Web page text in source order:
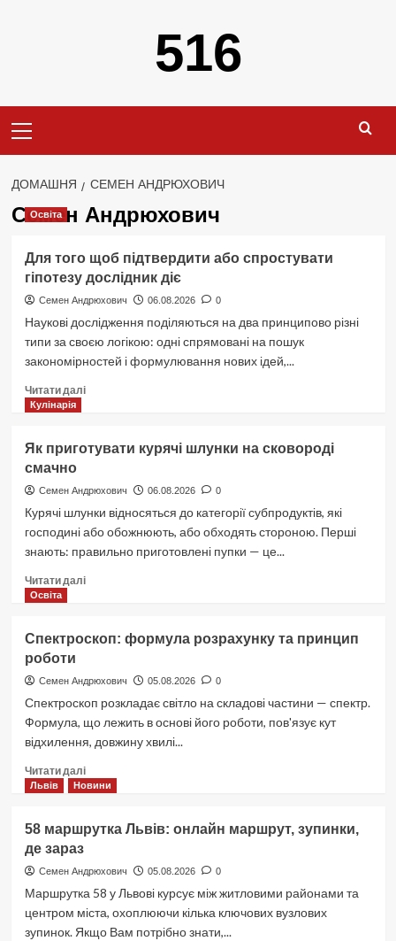
516
Menu
ДОМАШНЯ СЕМЕН АНДРЮХОВИЧ
Семен Андрюхович
Освіта
Для того щоб підтвердити або спростувати
гіпотезу дослідник діє
Семен Андрюхович 06.08.2026 0
Наукові дослідження поділяються на два принципово різні
типи за своєю логікою: одні спрямовані на пошук
закономірностей і формулювання нових ідей,...
Читати даліДокладніше
щоб
або
спростувати
гіпотезу
дослідник
діє
Кулінарія
Як приготувати курячі шлунки на сковороді
смачно
Семен Андрюхович 06.08.2026 0
Курячі шлунки відносяться до категорії субпродуктів, які
господині або обожнюють, або обходять стороною. Перші
знають: правильно приготовлені пупки — це...
Читати даліДокладніше
курячі
на
смачно
Освіта
Спектроскоп: формула розрахунку та принцип
роботи
Семен Андрюхович 05.08.2026 0
Спектроскоп розкладає світло на складові частини — спектр.
Формула, що лежить в основі його роботи, пов'язує кут
відхилення, довжину хвилі...
Читати даліДокладніше
про
розрахунку
принцип
роботи
Львів Новини
58 маршрутка Львів: онлайн маршрут, зупинки,
де зараз
Семен Андрюхович 05.08.2026 0
Маршрутка 58 у Львові курсує між житловими районами та
центром міста, охоплюючи кілька ключових вузлових
зупинок. Якщо Вам потрібно знати,...